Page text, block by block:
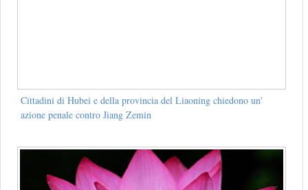
Cittadini di Hubei e della provincia del Liaoning chiedono un'
azione penale contro Jiang Zemin